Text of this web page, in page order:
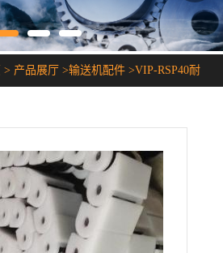
> 产品展厅 >输送机配件 >VIP-RSP40耐